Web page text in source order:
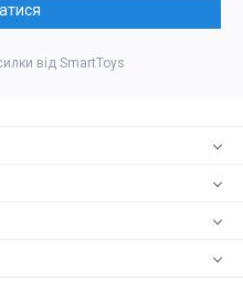
від SmartToys